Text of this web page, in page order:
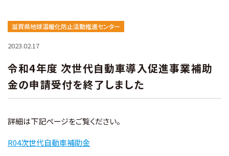
滋賀県地球温暖化防止活動推進センター
環境情報発信
補助金
お知らせ
滋賀県地球温暖化防止活動推進センター
2023.02.17
令和4年度 次世代自動車導入促進事業補助
金の申請受付を終了しました
詳細は下記ページをご覧ください。
R04次世代自動車補助金